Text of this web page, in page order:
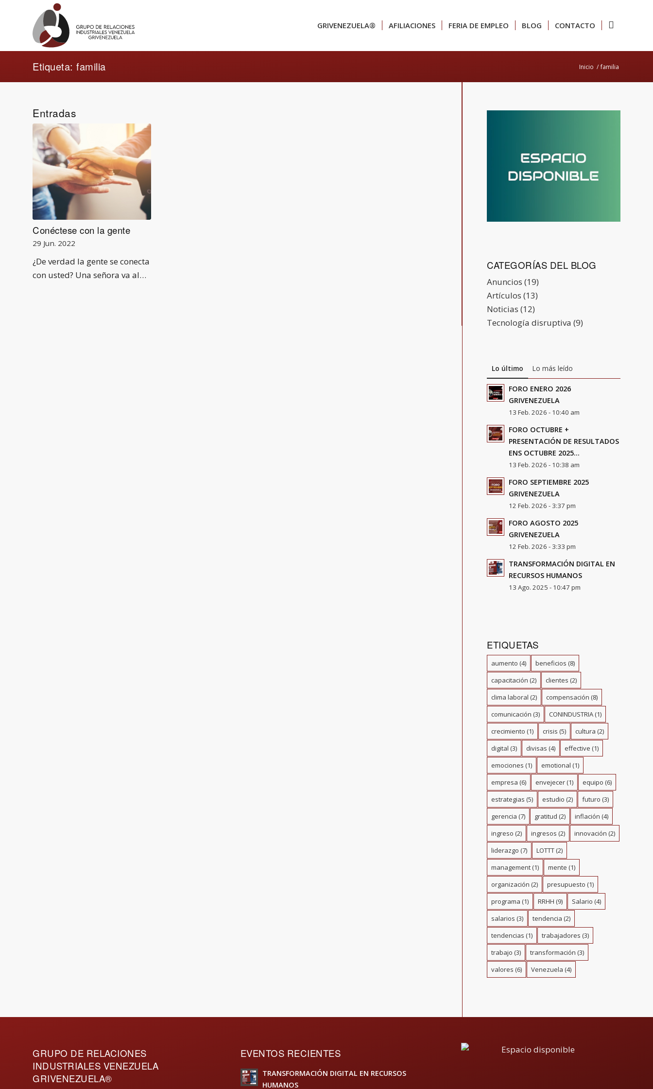
GRIVENEZUELA® AFILIACIONES FERIA DE EMPLEO BLOG CONTACTO
Etiqueta: familia Inicio / familia
Entradas
Conéctese con la gente
29 Jun. 2022
¿De verdad la gente se conecta
con usted? Una señora va al…
CATEGORÍAS DEL BLOG
Anuncios (19)
Artículos (13)
Noticias (12)
Tecnología disruptiva (9)
Lo último Lo más leído
FORO ENERO 2026
GRIVENEZUELA
13 Feb. 2026 - 10:40 am
FORO OCTUBRE +
PRESENTACIÓN DE RESULTADOS
ENS OCTUBRE 2025...
13 Feb. 2026 - 10:38 am
FORO SEPTIEMBRE 2025
GRIVENEZUELA
12 Feb. 2026 - 3:37 pm
FORO AGOSTO 2025
GRIVENEZUELA
12 Feb. 2026 - 3:33 pm
TRANSFORMACIÓN DIGITAL EN
RECURSOS HUMANOS
13 Ago. 2025 - 10:47 pm
ETIQUETAS
aumento (4) beneficios (8)
capacitación (2) clientes (2)
clima laboral (2) compensación (8)
comunicación (3) CONINDUSTRIA(1)
crecimiento (1) crisis (5) cultura (2)
digital (3) divisas (4) effective (1)
emociones (1) emotional (1)
empresa (6) envejecer(1) equipo (6)
estrategias (5) estudio (2) futuro (3)
gerencia (7) gratitud (2) inflación (4)
ingreso (2) ingresos (2) innovación (2)
liderazgo (7) LOTTT(2)
management(1) mente (1)
organización (2) presupuesto (1)
programa (1) RRHH (9) Salario (4)
salarios (3) tendencia (2)
tendencias (1) trabajadores (3)
trabajo (3) transformación (3)
valores (6) Venezuela (4)
GRUPO DE RELACIONES
INDUSTRIALES VENEZUELA
GRIVENEZUELA®
EVENTOS RECIENTES
TRANSFORMACIÓN DIGITAL EN RECURSOS
HUMANOS